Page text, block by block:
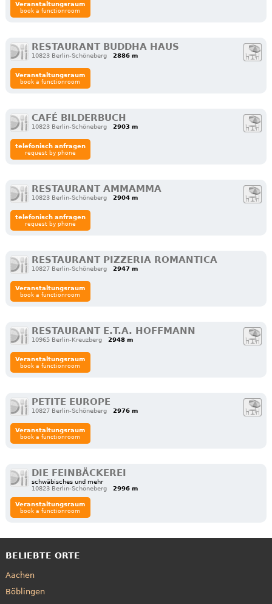
Veranstaltungsraum
book a functionroom
RESTAURANT BUDDHA HAUS
10823 Berlin-Schöneberg 2886 m
Veranstaltungsraum
book a functionroom
CAFÉ BILDERBUCH
10823 Berlin-Schöneberg 2903 m
telefonisch anfragen
request by phone
RESTAURANT AMMAMMA
10823 Berlin-Schöneberg 2904 m
telefonisch anfragen
request by phone
RESTAURANT PIZZERIA ROMANTICA
10827 Berlin-Schöneberg 2947 m
Veranstaltungsraum
book a functionroom
RESTAURANT E.T.A. HOFFMANN
10965 Berlin-Kreuzberg 2948 m
Veranstaltungsraum
book a functionroom
PETITE EUROPE
10827 Berlin-Schöneberg 2976 m
Veranstaltungsraum
book a functionroom
DIE FEINBÄCKEREI
schwäbisches und mehr
10823 Berlin-Schöneberg
2996 m
Veranstaltungsraum
book a functionroom
BELIEBTE ORTE
Aachen
Böblingen